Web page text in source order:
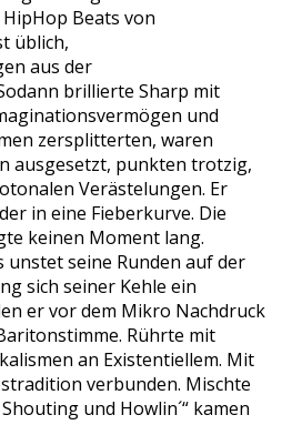
Beats von
üblich,
aus der
brillierte Sharp mit
und
zersplitterten, waren
ausgesetzt, punkten trotzig,
Verästelungen. Er
in eine Fieberkurve. Die
keinen Moment lang.
unstet seine Runden auf der
sich seiner Kehle ein
er vor dem Mikro Nachdruck
Rührte mit
an Existentiellem. Mit
verbunden. Mischte
und Howlin´“ kamen